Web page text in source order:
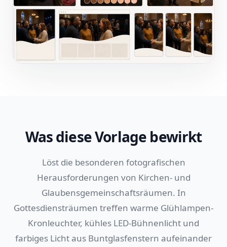
Was diese Vorlage bewirkt
Löst die besonderen fotografischen
Herausforderungen von Kirchen- und
Glaubensgemeinschaftsräumen. In
Gottesdiensträumen treffen warme Glühlampen-
Kronleuchter, kühles LED-Bühnenlicht und
farbiges Licht aus Buntglasfenstern aufeinander